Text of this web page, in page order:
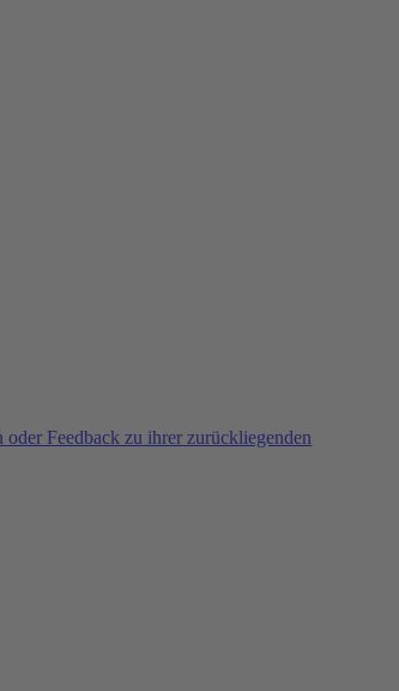
Feedback zu ihrer zurückliegenden